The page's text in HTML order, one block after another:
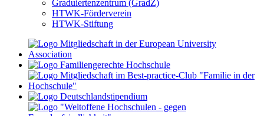
Graduiertenzentrum (GradZ)
HTWK-Förderverein
HTWK-Stiftung